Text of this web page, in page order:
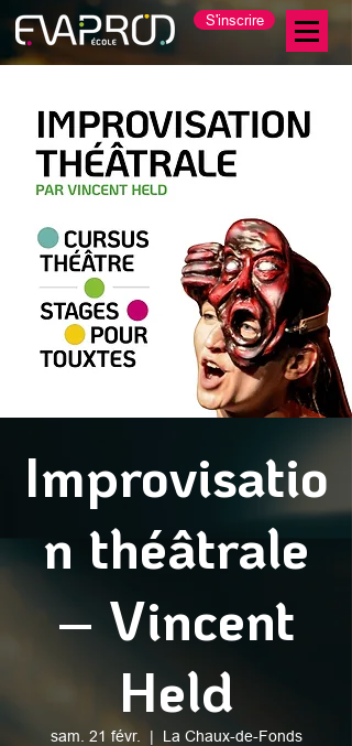
S'inscrire
Improvisatio
n théâtrale
– Vincent
Held
sam. 21 févr.
  |
La Chaux-de-Fonds